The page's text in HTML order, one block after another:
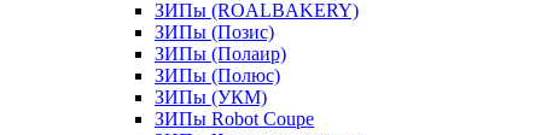
ЗИПы (ROALBAKERY)
ЗИПы (Позис)
ЗИПы (Полаир)
ЗИПы (Полюс)
ЗИПы (УКМ)
ЗИПы Robot Coupe